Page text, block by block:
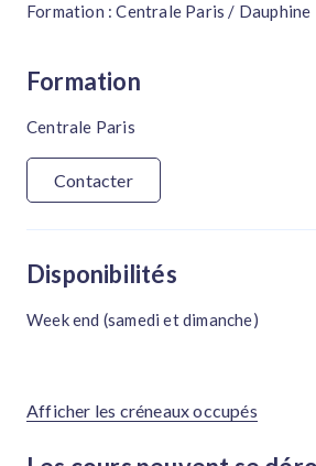
Formation : Centrale Paris / Dauphine
Formation
Centrale Paris
Contacter
Disponibilités
Week end (samedi et dimanche)
Afficher les créneaux occupés